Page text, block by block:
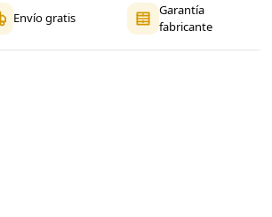
Envío gratis
Garantía
fabricante